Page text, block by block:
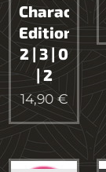
Character
Edition
2 | 3 | 0
| 2
14,90€